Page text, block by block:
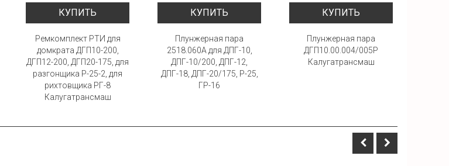
КУПИТЬ
Ремкомплект РТИ для
домкрата ДГП10-200,
ДГП12-200, ДГП20-175, для
разгонщика Р-25-2, для
рихтовщика РГ-8
Калугатрансмаш
КУПИТЬ
Плунжерная пара
2518.060А для ДПГ-10,
ДПГ-10/200, ДПГ-12,
ДПГ-18, ДПГ-20/175, Р-25,
ГР-16
КУПИТЬ
Плунжерная пара
ДГП10.00.004/005Р
Калугатрансмаш